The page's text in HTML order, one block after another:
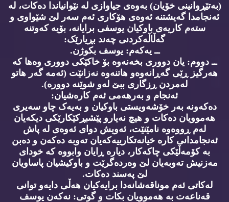
(بەتێڕوانینی خۆیان) بەوەی جیاوازی لە نێوانیاندا دەکات، لە
ئەنجامدا گەیشتنە ئەوەی هۆکاری ئەم سەر لێ شێواوی و
ستەم کاریەی باوکیان یوسفی برایانە، بۆیە کەوتنە
گەڵاڵەکردنی چەند بڕیارێک:
ــ یەکەم: یوسف بکوژن.
ــ دووم: یان دووری بخەنەوە بۆ خاکێکی دووری وەها کە
هەرگیز ڕێی گەڕانەوەو هاتنەوە نەزانێت (ئەمە گەر هاتو
لەمردن ڕزگاری ببێ لەو شوێنە دوورە).
ئەنجام و بەرهەمی ئەم کارەشیان:
دەکەونە بەر خۆشەویستی باوکیان و بەیەک چاو سەیری
هەموویان دەکات و هیچ نەیارو پێشبڕکێکارێکی دیکەیان
لەم ڕووەوە نامێنێت، ئەویش دوای ئەوەی لە پاش
ئەنجامدانی کارە خیانەتکارییەکەیان تەوبە دەکەن و دەبن
بە کۆمەڵێکی چاکەکار، دیارە ڕایان وابووە کە خودای
مەزنیش تەوبەیان لێ وەردەگرێت و باوکیشیان پاساویان
لێ پەسند دەکات.
لەکاتی ئەم موناقەشانەدا برایەکیان هەڵی دایەو توانی
قەناعەت بە هەموویان بکات و گوتی: نەکەن یوسف